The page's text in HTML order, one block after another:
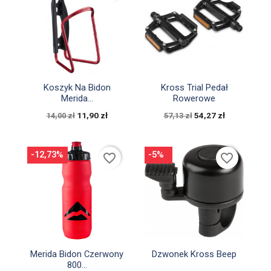
Szybki podgląd
Koszyk Na Bidon
Merida...
14,00 zł 11,90 zł
Szybki podgląd
Kross Trial Pedał
Rowerowe
57,13 zł 54,27 zł
Szybki podgląd
Merida Bidon Czerwony
800...
-12,73% favorite_border
Szybki podgląd
Dzwonek Kross Beep
-5% favorite_border